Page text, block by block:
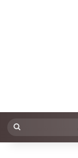
بحث
عن